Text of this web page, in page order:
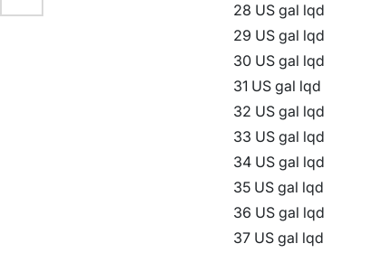
28 US gal lqd
29 US gal lqd
30 US gal lqd
31 US gal lqd
32 US gal lqd
33 US gal lqd
34 US gal lqd
35 US gal lqd
36 US gal lqd
37 US gal lqd